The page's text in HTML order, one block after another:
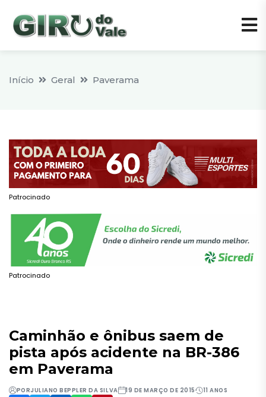
Início Geral Paverama
Patrocinado
Patrocinado
Caminhão e ônibus saem de
pista após acidente na BR-386
em Paverama
PORJULIANO BEPPLER DA SILVA 19 DE MARÇO DE 2015 11 ANOS